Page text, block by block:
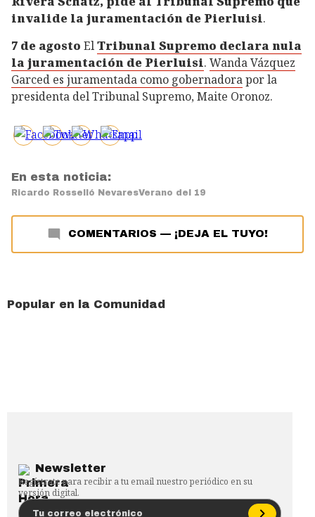
invalide la juramentación de Pierluisi.
7 de agosto ElTribunal Supremo declara nula
la juramentación de Pierluisi. Wanda Vázquez
Garced es juramentada como gobernadorapor la
presidenta del Tribunal Supremo, Maite Oronoz.
En esta noticia:
Ricardo Rosselló NevaresVerano del 19
COMENTARIOS — ¡DEJA EL TUYO!
Popular en la Comunidad
Newsletter
Regístrate para recibir a tu email nuestro periódico en su
versión digital.